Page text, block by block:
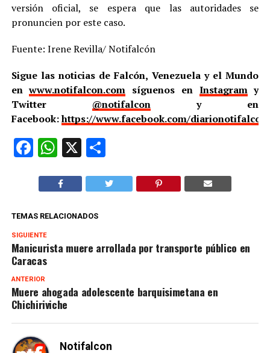
versión oficial, se espera que las autoridades se
pronuncien por este caso.
Fuente: Irene Revilla/ Notifalcón
Sigue las noticias de Falcón, Venezuela y el Mundo
enwww.notifalcon.com síguenos en Instagramy
Twitter @notifalcony en
Facebook:https://www.facebook.com/
Facebook
WhatsApp
X Compartir
TEMAS RELACIONADOS
SIGUIENTE
Manicurista muere arrollada por transporte público en
Caracas
ANTERIOR
Muere ahogada adolescente barquisimetana en
Chichiriviche
Notifalcon